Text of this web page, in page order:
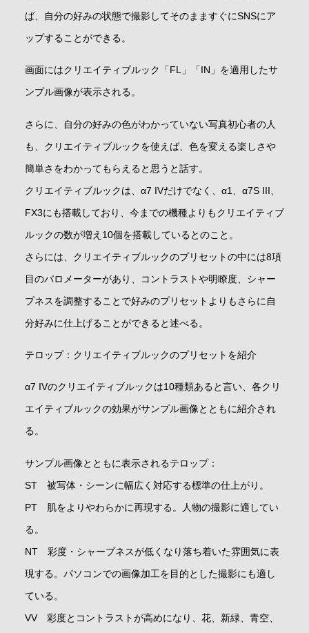
ば、自分の好みの状態で撮影してそのまますぐにSNSにア
ップすることができる。
画面にはクリエイティブルック「FL」「IN」を適用したサ
ンプル画像が表示される。
さらに、自分の好みの色がわかっていない写真初心者の人
も、クリエイティブルックを使えば、色を変える楽しさや
簡単さをわかってもらえると思うと話す。
クリエイティブルックは、α7 IVだけでなく、α1、α7S III、
FX3にも搭載しており、今までの機種よりもクリエイティブ
ルックの数が増え10個を搭載しているとのこと。
さらには、クリエイティブルックのプリセットの中には8項
目のバロメーターがあり、コントラストや明瞭度、シャー
プネスを調整することで好みのプリセットよりもさらに自
分好みに仕上げることができると述べる。
テロップ：クリエイティブルックのプリセットを紹介
α7 IVのクリエイティブルックは10種類あると言い、各クリ
エイティブルックの効果がサンプル画像とともに紹介され
る。
サンプル画像とともに表示されるテロップ：
ST 被写体・シーンに幅広く対応する標準の仕上がり。
PT 肌をよりやわらかに再現する。人物の撮影に適してい
る。
NT 彩度・シャープネスが低くなり落ち着いた雰囲気に表
現する。パソコンでの画像加工を目的とした撮影にも適し
ている。
VV 彩度とコントラストが高めになり、花、新緑、青空、